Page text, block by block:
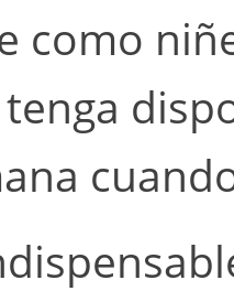
como